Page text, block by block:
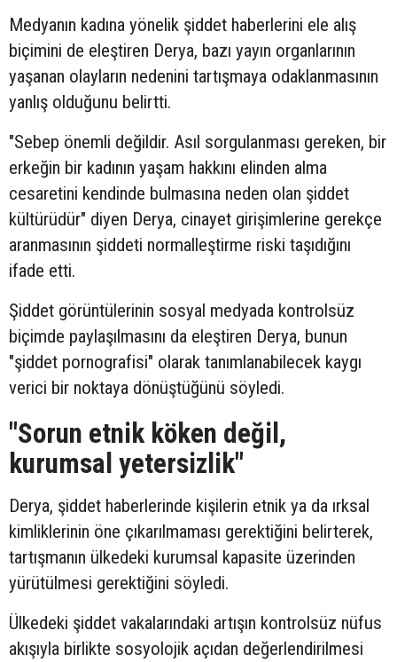
Medyanın kadına yönelik şiddet haberlerini ele alış
biçimini de eleştiren Derya, bazı yayın organlarının
yaşanan olayların nedenini tartışmaya odaklanmasının
yanlış olduğunu belirtti.
"Sebep önemli değildir. Asıl sorgulanması gereken, bir
erkeğin bir kadının yaşam hakkını elinden alma
cesaretini kendinde bulmasına neden olan şiddet
kültürüdür" diyen Derya, cinayet girişimlerine gerekçe
aranmasının şiddeti normalleştirme riski taşıdığını
ifade etti.
Şiddet görüntülerinin sosyal medyada kontrolsüz
biçimde paylaşılmasını da eleştiren Derya, bunun
"şiddet pornografisi" olarak tanımlanabilecek kaygı
verici bir noktaya dönüştüğünü söyledi.
"Sorun etnik köken değil,
kurumsal yetersizlik"
Derya, şiddet haberlerinde kişilerin etnik ya da ırksal
kimliklerinin öne çıkarılmaması gerektiğini belirterek,
tartışmanın ülkedeki kurumsal kapasite üzerinden
yürütülmesi gerektiğini söyledi.
Ülkedeki şiddet vakalarındaki artışın kontrolsüz nüfus
akışıyla birlikte sosyolojik açıdan değerlendirilmesi